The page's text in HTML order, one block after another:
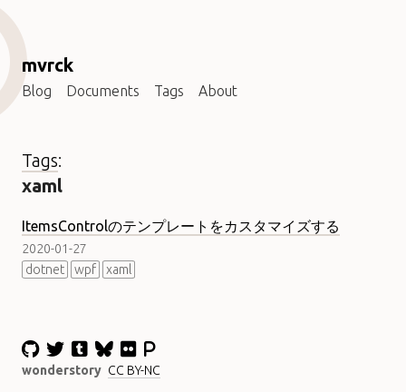
mvrck
Blog Documents Tags About
Tags:
xaml
ItemsControlのテンプレートをカスタマイズする
2020-01-27
dotnet
wpf xaml
wonderstory CC BY-NC